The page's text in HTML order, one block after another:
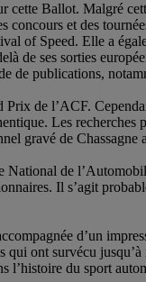
Ballot. Malgré
et des
of Speed. Elle a
de ses sorties
de publications,
de l’ACF.
Les recherches
gravé de Chassagne
National de
Il s’agit
d’un
ont survécu
l’histoire du sport